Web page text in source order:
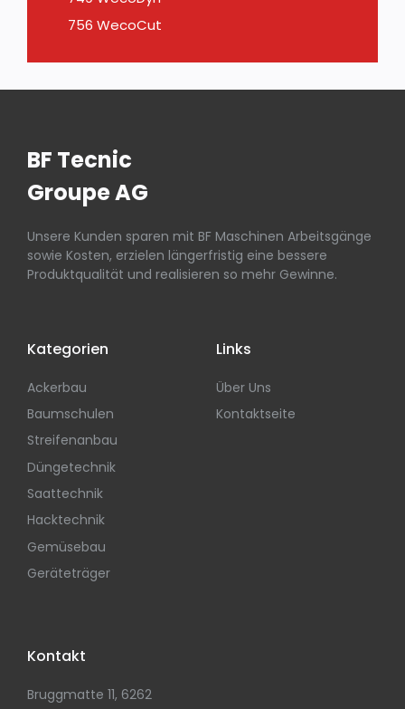
756 WecoCut
BF Tecnic
Groupe AG
Unsere Kunden sparen mit BF Maschinen Arbeitsgänge
sowie Kosten, erzielen längerfristig eine bessere
Produktqualität und realisieren so mehr Gewinne.
Kategorien
Ackerbau
Baumschulen
Streifenanbau
Düngetechnik
Saattechnik
Hacktechnik
Gemüsebau
Geräteträger
Links
Über Uns
Kontaktseite
Kontakt
Bruggmatte 11, 6262